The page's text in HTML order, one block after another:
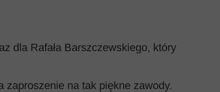
dla Rafała Barszczewskiego, który
na tak piękne zawody.